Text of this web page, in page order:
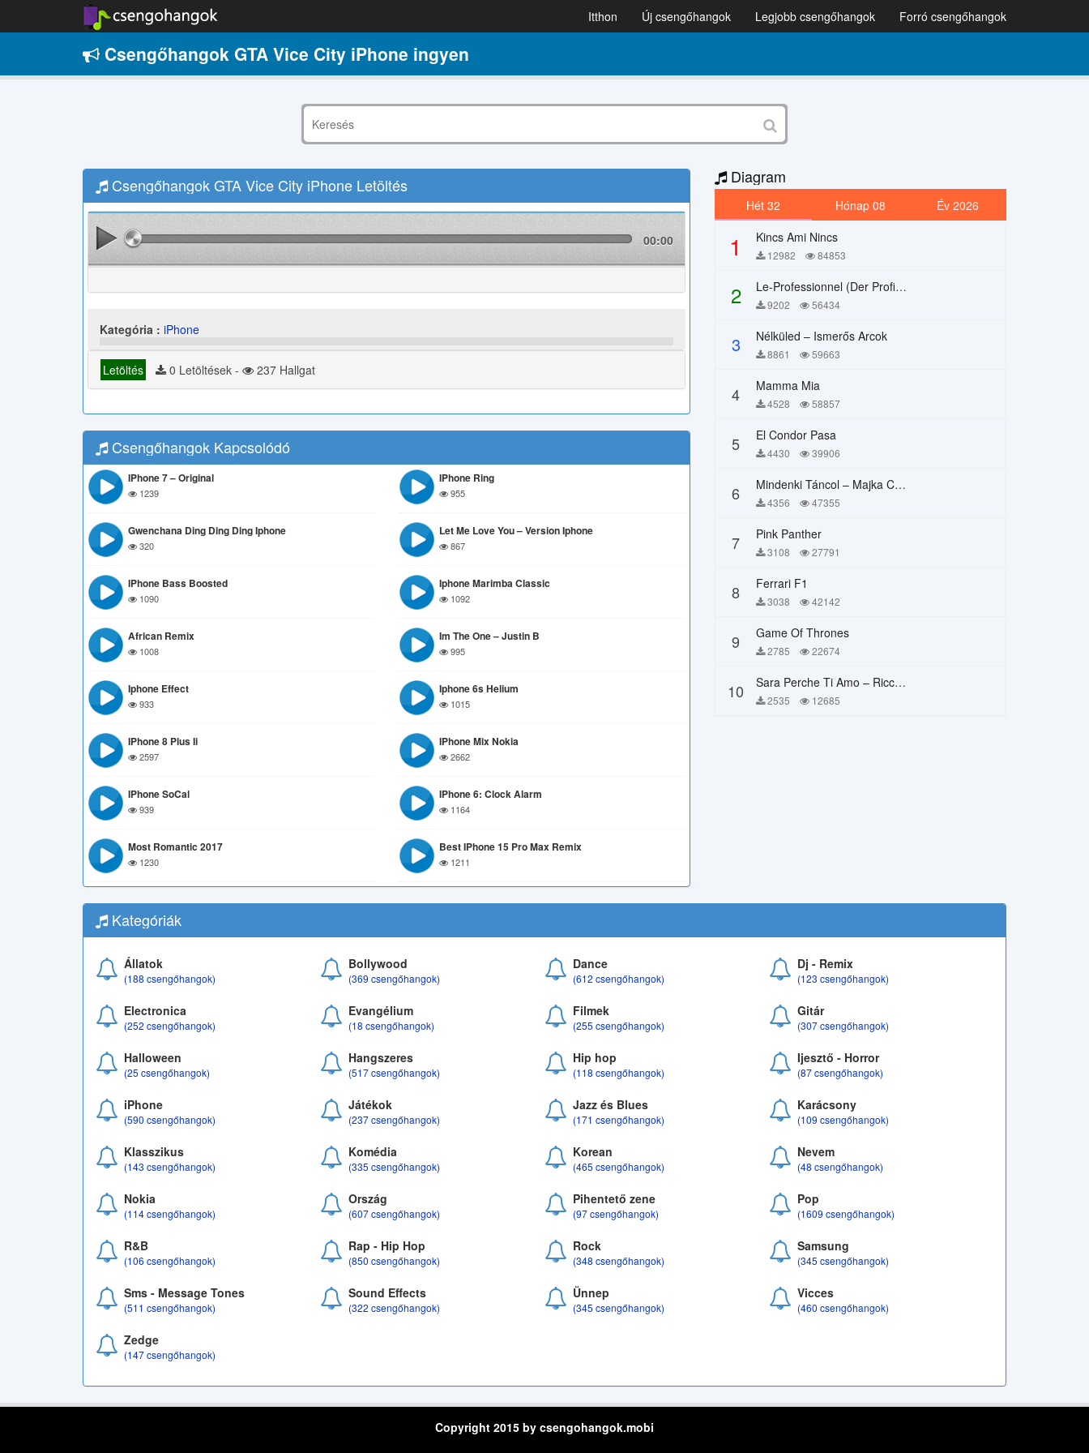
Itthon Új csengőhangok Legjobb csengőhangok Forró csengőhangok
Csengőhangok GTA Vice City iPhone ingyen
Csengőhangok GTA Vice City iPhone Letöltés
00:00
Kategória : iPhone
Letöltés 0 Letöltések - 237 Hallgat
Csengőhangok Kapcsolódó
IPhone 7 – Original
1239
IPhone Ring
955
Gwenchana Ding Ding Ding Iphone
320
Let Me Love You – Version Iphone
867
IPhone Bass Boosted
1090
Iphone Marimba Classic
1092
African Remix
1008
Im The One – Justin B
995
Iphone Effect
933
Iphone 6s Helium
1015
IPhone 8 Plus Ii
2597
IPhone Mix Nokia
2662
IPhone SoCal
939
IPhone 6: Clock Alarm
1164
Most Romantic 2017
1230
Best IPhone 15 Pro Max Remix
1211
Diagram
Hét 32 Hónap 08 Év 2026
1 Kincs Ami Nincs
12982 84853
2 Le-Professionnel (Der Profi) – Chi Mai
9202 56434
3 Nélküled – Ismerős Arcok
8861 59663
4 Mamma Mia
4528 58857
5 El Condor Pasa
4430 39906
6 Mindenki Táncol – Majka Curtis, Péter Majoros
4356 47355
7 Pink Panther
3108 27791
8 Ferrari F1
3038 42142
9 Game Of Thrones
2785 22674
10 Sara Perche Ti Amo – Ricchi E Poveri
2535 12685
Kategóriák
Állatok
(188 csengőhangok)
Bollywood
(369 csengőhangok)
Dance
(612 csengőhangok)
Dj - Remix
(123 csengőhangok)
Electronica
(252 csengőhangok)
Evangélium
(18 csengőhangok)
Filmek
(255 csengőhangok)
Gitár
(307 csengőhangok)
Halloween
(25 csengőhangok)
Hangszeres
(517 csengőhangok)
Hip hop
(118 csengőhangok)
Ijesztő - Horror
(87 csengőhangok)
iPhone
(590 csengőhangok)
Játékok
(237 csengőhangok)
Jazz és Blues
(171 csengőhangok)
Karácsony
(109 csengőhangok)
Klasszikus
(143 csengőhangok)
Komédia
(335 csengőhangok)
Korean
(465 csengőhangok)
Nevem
(48 csengőhangok)
Nokia
(114 csengőhangok)
Ország
(607 csengőhangok)
Pihentető zene
(97 csengőhangok)
Pop
(1609 csengőhangok)
R&B
(106 csengőhangok)
Rap - Hip Hop
(850 csengőhangok)
Rock
(348 csengőhangok)
Samsung
(345 csengőhangok)
Sms - Message Tones
(511 csengőhangok)
Sound Effects
(322 csengőhangok)
Ünnep
(345 csengőhangok)
Vicces
(460 csengőhangok)
Zedge
(147 csengőhangok)
Copyright 2015 by csengohangok.mobi